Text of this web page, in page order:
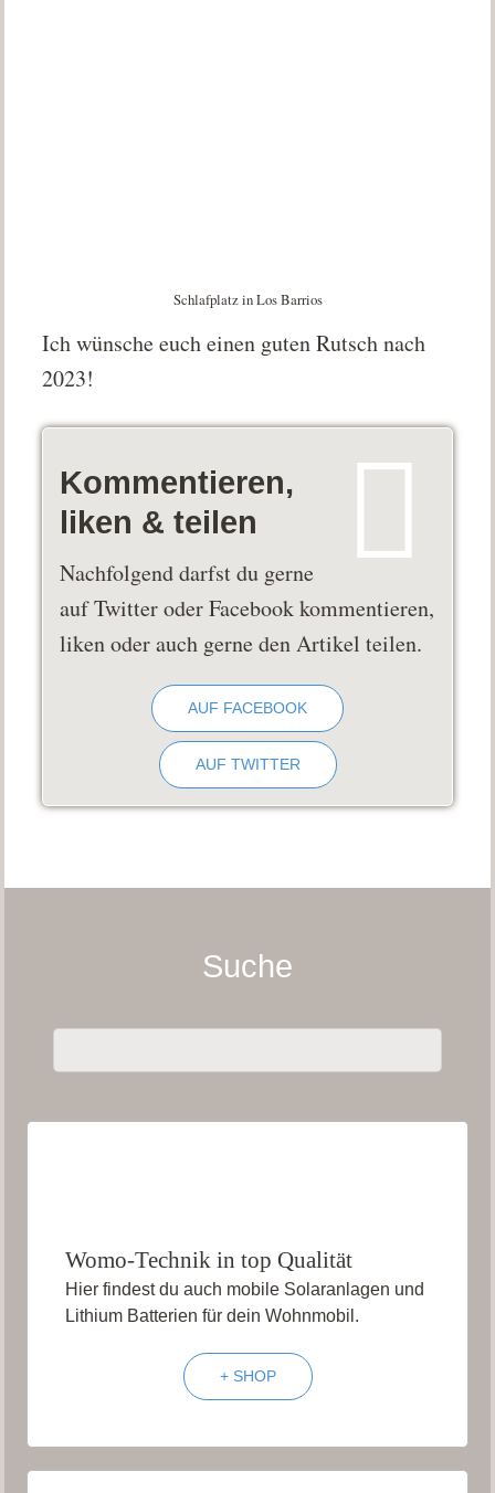
Schlafplatz in Los Barrios
Ich wünsche euch einen guten Rutsch nach
2023!
Kommentieren,
liken & teilen
Nachfolgend darfst du gerne
auf Twitter oder Facebook kommentieren,
liken oder auch gerne den Artikel teilen.
AUF FACEBOOK
AUF TWITTER
Suche
Womo-Technik in top Qualität
Hier findest du auch mobile Solaranlagen und
Lithium Batterien für dein Wohnmobil.
+ SHOP